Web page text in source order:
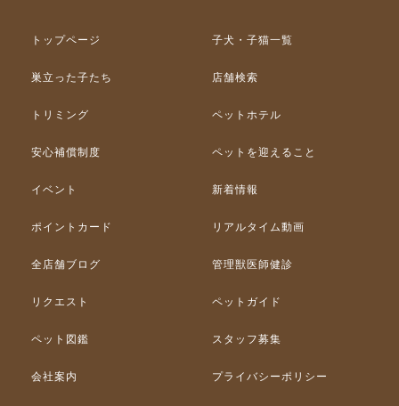
トップページ 子犬・子猫一覧
巣立った子たち 店舗検索
トリミング ペットホテル
安心補償制度 ペットを迎えること
イベント 新着情報
ポイントカード リアルタイム動画
全店舗ブログ 管理獣医師健診
リクエスト ペットガイド
ペット図鑑 スタッフ募集
会社案内 プライバシーポリシー